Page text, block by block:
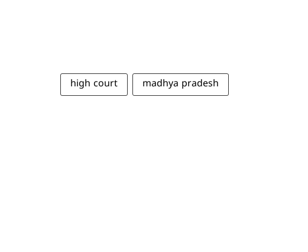
high court madhya pradesh